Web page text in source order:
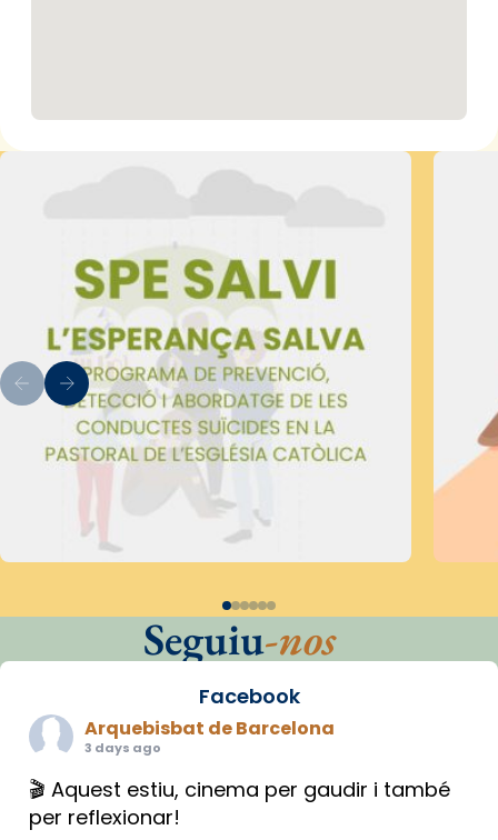
Seguiu-nos
Facebook
Arquebisbat de Barcelona
3 days ago
🎬 Aquest estiu, cinema per gaudir i també
per reflexionar!